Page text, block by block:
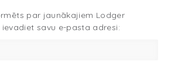
par jaunākajiem Lodger
ievadiet savu e-pasta adresi: